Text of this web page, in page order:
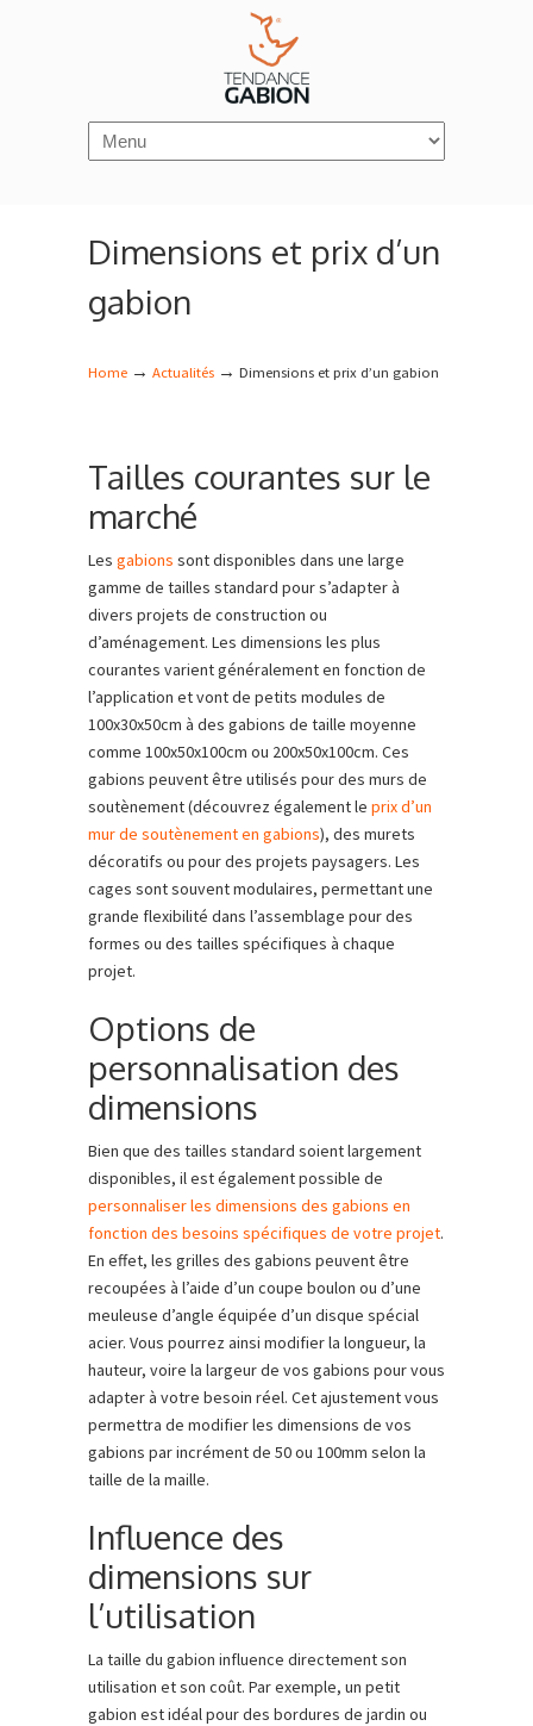
Navigation
Dimensions et prix d’un
gabion
Home → Actualités → Dimensions et prix d’un gabion
Tailles courantes sur le
marché
Les gabions sont disponibles dans une large
gamme de tailles standard pour s’adapter à
divers projets de construction ou
d’aménagement. Les dimensions les plus
courantes varient généralement en fonction de
l’application et vont de petits modules de
100x30x50cm à des gabions de taille moyenne
comme 100x50x100cm ou 200x50x100cm. Ces
gabions peuvent être utilisés pour des murs de
soutènement (découvrez également le prix d’un
mur de soutènement en gabions), des murets
décoratifs ou pour des projets paysagers. Les
cages sont souvent modulaires, permettant une
grande flexibilité dans l’assemblage pour des
formes ou des tailles spécifiques à chaque
projet.
Options de
personnalisation des
dimensions
Bien que des tailles standard soient largement
disponibles, il est également possible de
personnaliser les dimensions des gabions en
fonction des besoins spécifiques de votre projet.
En effet, les grilles des gabions peuvent être
recoupées à l’aide d’un coupe boulon ou d’une
meuleuse d’angle équipée d’un disque spécial
acier. Vous pourrez ainsi modifier la longueur, la
hauteur, voire la largeur de vos gabions pour vous
adapter à votre besoin réel. Cet ajustement vous
permettra de modifier les dimensions de vos
gabions par incrément de 50 ou 100mm selon la
taille de la maille.
Influence des
dimensions sur
l’utilisation
La taille du gabion influence directement son
utilisation et son coût. Par exemple, un petit
gabion est idéal pour des bordures de jardin ou